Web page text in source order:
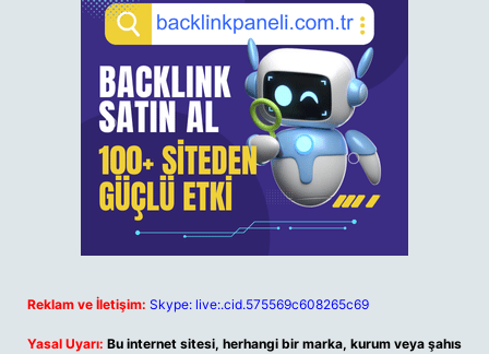
Reklam ve İletişim: Skype: live:.cid.575569c608265c69
Yasal Uyarı: Bu internet sitesi, herhangi bir marka, kurum veya şahıs